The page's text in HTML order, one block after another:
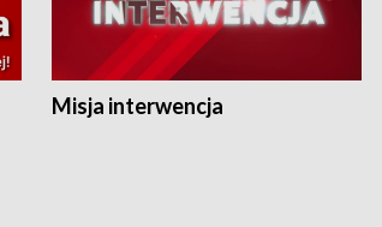
Misja interwencja